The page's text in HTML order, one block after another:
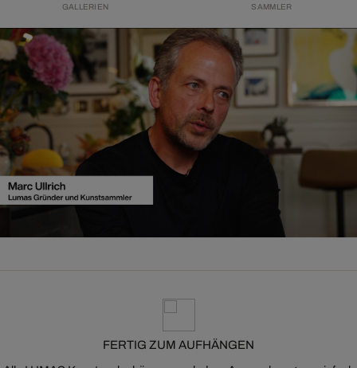
GALLERIEN SAMMLER
FERTIG ZUM AUFHÄNGEN